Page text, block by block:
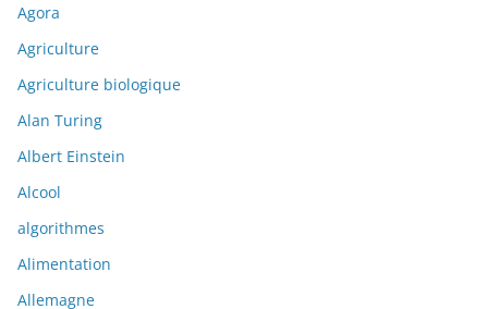
Agora
Agriculture
Agriculture biologique
Alan Turing
Albert Einstein
Alcool
algorithmes
Alimentation
Allemagne